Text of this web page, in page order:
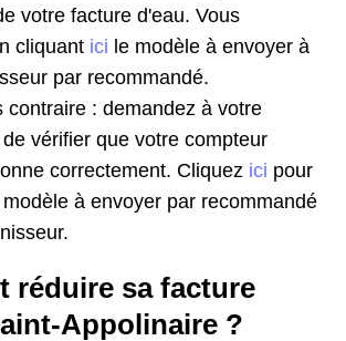
votre facture d'eau. Vous
cliquant ici le modèle à envoyer à
par recommandé.
contraire : demandez à votre
vérifier que votre compteur
correctement. Cliquez ici pour
à envoyer par recommandé
réduire sa facture
Appolinaire ?